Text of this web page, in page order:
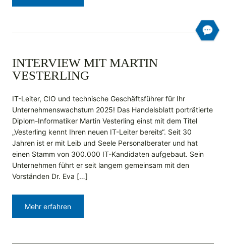
INTERVIEW MIT MARTIN
VESTERLING
IT-Leiter, CIO und technische Geschäftsführer für Ihr
Unternehmenswachstum 2025! Das Handelsblatt porträtierte
Diplom-Informatiker Martin Vesterling einst mit dem Titel
„Vesterling kennt Ihren neuen IT-Leiter bereits“. Seit 30
Jahren ist er mit Leib und Seele Personalberater und hat
einen Stamm von 300.000 IT-Kandidaten aufgebaut. Sein
Unternehmen führt er seit langem gemeinsam mit den
Vorständen Dr. Eva […]
Mehr erfahren